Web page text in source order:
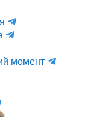
и
о
H
d
момент
и
m